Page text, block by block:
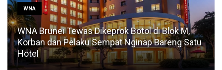
WNA
WNA Brunei Tewas Dikeprok Botol di Blok M,
Korban dan Pelaku Sempat Nginap Bareng Satu
Hotel